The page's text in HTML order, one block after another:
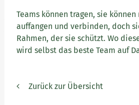
Teams können tragen, sie
auffangen und verbinden, doch
Rahmen, der sie schützt. Wo
wird selbst das beste Team auf
Zurück zur Übersicht